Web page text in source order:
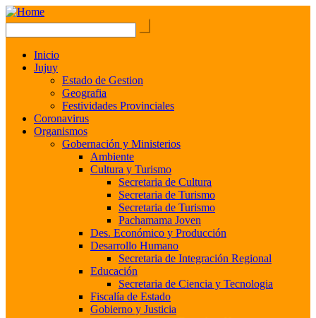
Inicio
Jujuy
Estado de Gestion
Geografia
Festividades Provinciales
Coronavirus
Organismos
Gobernación y Ministerios
Ambiente
Cultura y Turismo
Secretaria de Cultura
Secretaria de Turismo
Secretaria de Turismo
Pachamama Joven
Des. Económico y Producción
Desarrollo Humano
Secretaria de Integración Regional
Educación
Secretaria de Ciencia y Tecnologia
Fiscalía de Estado
Gobierno y Justicia